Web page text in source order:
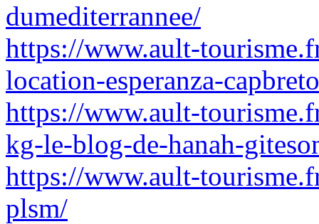
dumediterrannee/
https://www.ault-
location-esperanza-
https://www.ault-
kg-le-blog-de-hanah-
https://www.ault-
plsm/